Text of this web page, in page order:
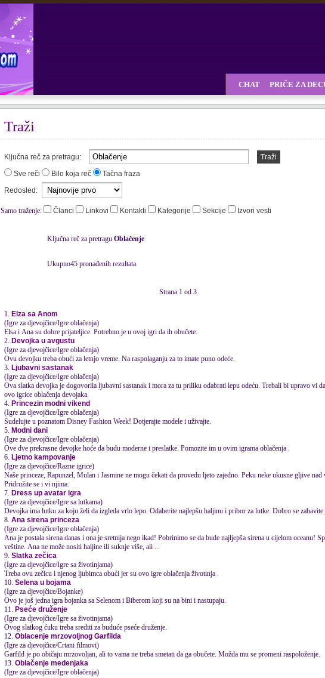
CHAT PRIČE ZA
Traži
Ključna reč za pretragu:
Traži
Sve reči
Bilo koja reč
Tačna fraza
Redosled:
Samo traženje: Članci Linkovi Kontakti Kategorije Sekcije Izvori vesti
Ključna reč za pretragu Oblačenje
Ukupno45 pronađenih rezultata.
Strana 1 od 3
1. Elza sa Anom
(Igre za djevojčice/Igre oblačenja)
Elsa i Ana su dobre prijateljice. Potrebno je u ovoj igri da ih obučete.
2. Devojka u avgustu
(Igre za djevojčice/Igre oblačenja)
Ovu devojku treba obući za letnjo vreme. Na raspolaganju za to imate puno odeće.
3. Ljubavni sastanak
(Igre za djevojčice/Igre oblačenja)
Ova slatka devojka je dogovorila ljubavni sastanak i mora za tu priliku odabrati lepu odeću. Trebali bi upravo vi
ovo igrice oblačenja devojaka.
4. Princezin modni vikend
(Igre za djevojčice/Igre oblačenja)
Sudelujte u poznatom Disney Fashion Week! Dotjerajte modele i uživajte.
5. Modni dani
(Igre za djevojčice/Igre oblačenja)
Ove dve prekrasne devojke hoće da budu moderne i preslatke. Pomozite im u ovim igrama oblačenja .
6. Ljetno kampovanje
(Igre za djevojčice/Razne igrice)
Naše princeze, Rapunzel, Mulan i Jasmine ne mogu čekati da provedu ljeto zajedno. Peku neke ukusne gljive
Pridružite se i vi njima.
7. Dress up avatar igra
(Igre za djevojčice/Igre sa lutkama)
Devojka ima lutku za koju želi da izgleda vrlo lepo. Odaberite najlepšu haljinu i pribor za lutke. Dobro se
8. Ana sirena princeza
(Igre za djevojčice/Igre oblačenja)
Ana je postala sirena danas i ona je sretnija nego ikad! Pobrinimo se da bude najljepša sirena u cijelom oceanu!
veštine. Ana ne može nositi haljine ili suknje više, ali ...
9. Slatka zečica
(Igre za djevojčice/Igre sa životinjama)
Treba ovu zečicu i njenog ljubimca obući jer su ovo igre oblačenja životinja .
10. Selena u bojama
(Igre za djevojčice/Bojanke)
Ovo je još jedna igra bojanka sa Selenom i Biberom koji su na bini i nastupaju.
11. Pseće druženje
(Igre za djevojčice/Igre sa životinjama)
Ovog slatkog ćuku treba srediti za buduće pseće druženje.
12. Oblacenje mrzovoljnog Garfilda
(Igre za djevojčice/Crtani filmovi)
Garfild je po običaju mrzovoljan, ali to vama ne treba smetati da ga obučete. Možda mu se promeni raspoloženje.
13. Oblačenje medenjaka
(Igre za djevojčice/Igre oblačenja)